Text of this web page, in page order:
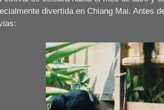
divertida en Chiang Mai. Antes